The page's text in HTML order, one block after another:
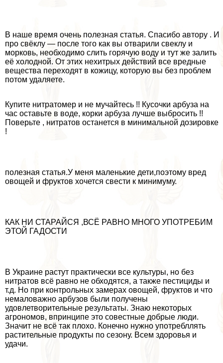
В наше время очень полезная статья. Спасибо автору . И
про свёклу — после того как вы отварили свеклу и
морковь, необходимо слить горячую воду и тут же залить
её холодной. От этих нехитрых действий все вредные
вещества переходят в кожицу, которую вы без проблем
потом удаляете.
Купите нитратомер и не мучайтесь !! Кусочки арбуза на
час оставьте в воде, корки арбуза лучше выбросить !!
Поверьте , нитратов останется в минимальной дозировке
!
полезная статья.У меня маленькие дети,поэтому вред
овощей и фруктов хочется свести к минимуму.
КАК НИ СТАРАЙСЯ ,ВСЁ РАВНО МНОГО УПОТРЕБИМ
ЭТОЙ ГАДОСТИ
В Украине растут пpaктически все культуры, но без
нитратов всё равно не обходятся, а также пестициды и
т.д. Но при контрольных замерах овощей, фруктов и что
немаловажно арбузов были получены
удовлетворительные результаты. Знаю некоторых
агрономов, впринципе это совестные добрые люди.
Значит не всё так плохо. Конечно нужно употрeбллять
растительные продукты по сезону. Всем здоровья и
удачи.